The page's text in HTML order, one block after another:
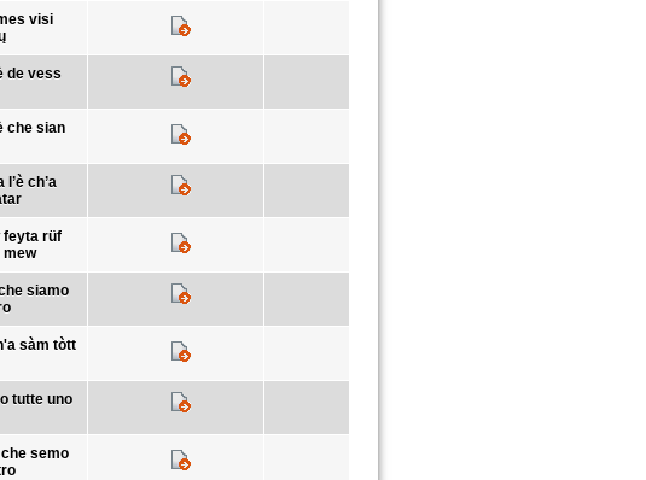
visi
de vess
che sian
ch’a
feyta rüf
mew
siamo
sàm tòtt
tutte uno
semo